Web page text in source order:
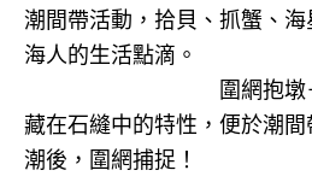
潮間帶活動，拾貝、抓蟹、
海人的生活點滴。
圍網抱墩－利用
藏在石縫中的特性，便於潮
潮後，圍網捕捉！